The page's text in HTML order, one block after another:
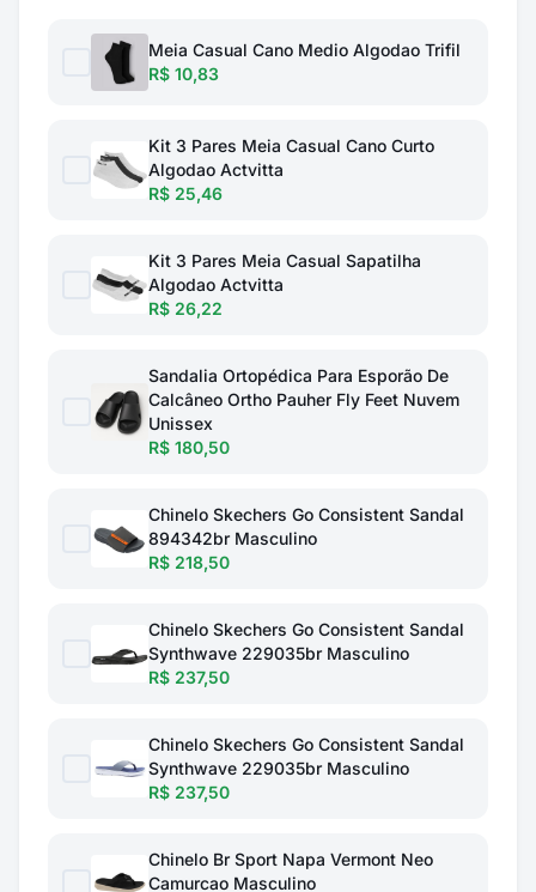
Meia Casual Cano Medio Algodao Trifil
R$ 10,83
Kit 3 Pares Meia Casual Cano Curto
Algodao Actvitta
R$ 25,46
Kit 3 Pares Meia Casual Sapatilha
Algodao Actvitta
R$ 26,22
Sandalia Ortopédica Para Esporão De
Calcâneo Ortho Pauher Fly Feet Nuvem
Unissex
R$ 180,50
Chinelo Skechers Go Consistent Sandal
894342br Masculino
R$ 218,50
Chinelo Skechers Go Consistent Sandal
Synthwave 229035br Masculino
R$ 237,50
Chinelo Skechers Go Consistent Sandal
Synthwave 229035br Masculino
R$ 237,50
Chinelo Br Sport Napa Vermont Neo
Camurcao Masculino